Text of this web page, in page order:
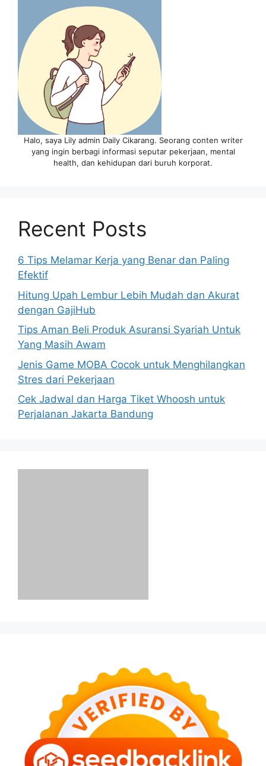
Halo, saya Lily admin Daily Cikarang. Seorang conten writer
yang ingin berbagi informasi seputar pekerjaan, mental
health, dan kehidupan dari buruh korporat.
Recent Posts
6 Tips Melamar Kerja yang Benar dan Paling
Efektif
Hitung Upah Lembur Lebih Mudah dan Akurat
dengan GajiHub
Tips Aman Beli Produk Asuransi Syariah Untuk
Yang Masih Awam
Jenis Game MOBA Cocok untuk Menghilangkan
Stres dari Pekerjaan
Cek Jadwal dan Harga Tiket Whoosh untuk
Perjalanan Jakarta Bandung